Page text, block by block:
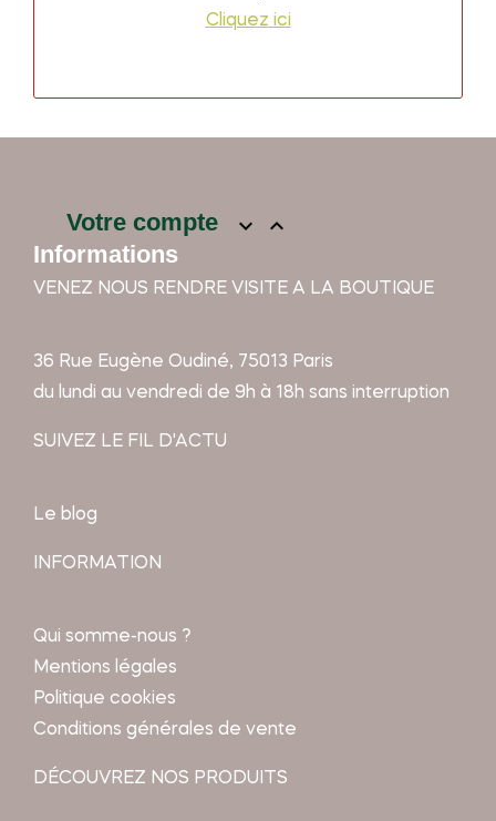
Cliquez ici
Votre compte  
Informations
VENEZ NOUS RENDRE VISITE A LA BOUTIQUE
36 Rue Eugène Oudiné, 75013 Paris
du lundi au vendredi de 9h à 18h sans interruption
SUIVEZ LE FIL D'ACTU
Le blog
INFORMATION
Qui somme-nous ?
Mentions légales
Politique cookies
Conditions générales de vente
DÉCOUVREZ NOS PRODUITS